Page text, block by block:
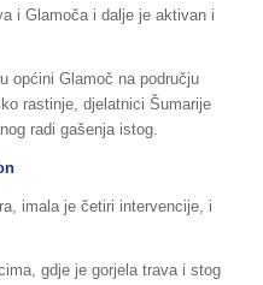
i Glamoča i dalje je aktivan i
općini Glamoč na području
rastinje, djelatnici Šumarije
radi gašenja istog.
imala je četiri intervencije, i
gdje je gorjela trava i stog